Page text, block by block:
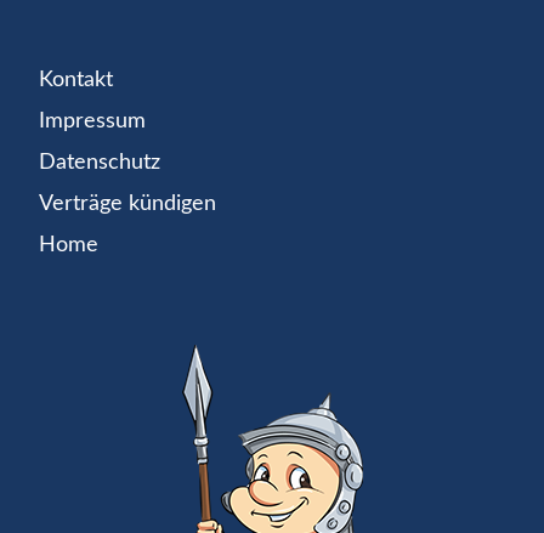
Kontakt
Impressum
Datenschutz
Verträge kündigen
Home